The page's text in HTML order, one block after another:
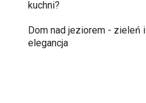
kuchni?
Dom nad jeziorem - zieleń i
elegancja